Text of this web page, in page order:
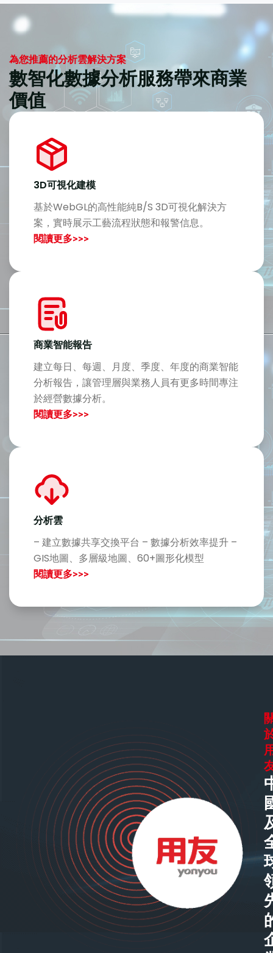
為您推薦的分析雲解決方案
數智化數據分析服務帶來商業
價值
3D可視化建模
基於WebGL的高性能純B/S 3D可視化解決方
案，實時展示工藝流程狀態和報警信息。
閱讀更多>>>
商業智能報告
建立每日、每週、月度、季度、年度的商業智能
分析報告，讓管理層與業務人員有更多時間專注
於經營數據分析。
閱讀更多>>>
分析雲
– 建立數據共享交換平台 – 數據分析效率提升 –
GIS地圖、多層級地圖、60+圖形化模型
閱讀更多>>>